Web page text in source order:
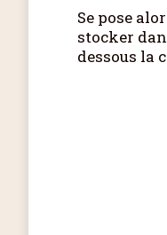
Se pose
stocker
dessous la